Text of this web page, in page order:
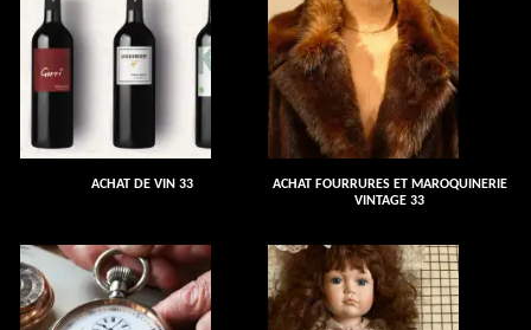
ACHAT DE VIN 33
ACHAT FOURRURES ET MAROQUINERIE
VINTAGE 33